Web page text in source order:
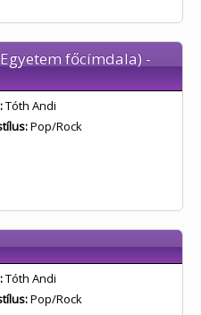
főcímdala) -
Tóth Andi
Pop/Rock
Tóth Andi
Pop/Rock